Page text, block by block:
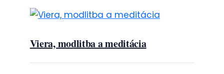
Viera, modlitba a meditácia